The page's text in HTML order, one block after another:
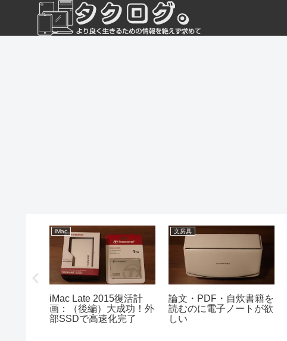
iMac
iMac Late 2015復活計
画：（後編）大成功！外
部SSDで高速化完了
文房具
論文・PDF・自炊書籍を
読むのに電子ノートが欲
しい